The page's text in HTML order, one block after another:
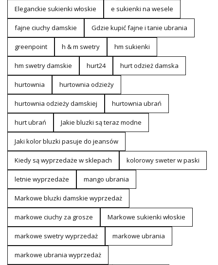
Eleganckie sukienki włoskie e sukienki na wesele
fajne ciuchy damskie Gdzie kupić fajne i tanie ubrania
greenpoint h & m swetry hm sukienki
hm swetry damskie hurt24 hurt odzież damska
hurtownia hurtownia odzieży
hurtownia odzieży damskiej hurtownia ubrań
hurt ubrań Jakie bluzki są teraz modne
Jaki kolor bluzki pasuje do jeansów
Kiedy są wyprzedaże w sklepach kolorowy sweter w paski
letnie wyprzedaże mango ubrania
Markowe bluzki damskie wyprzedaż
markowe ciuchy za grosze Markowe sukienki włoskie
markowe swetry wyprzedaż markowe ubrania
markowe ubrania wyprzedaż